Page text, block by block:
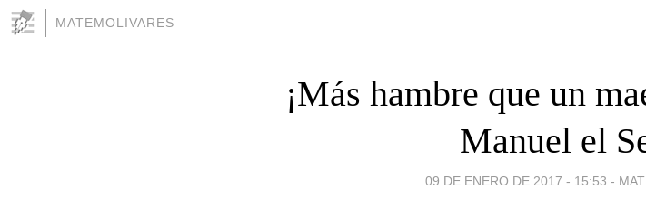
MATEMOLIVARES
¡Más hambre que un
Manuel el
09 DE ENERO DE 2017 - 15:53 -